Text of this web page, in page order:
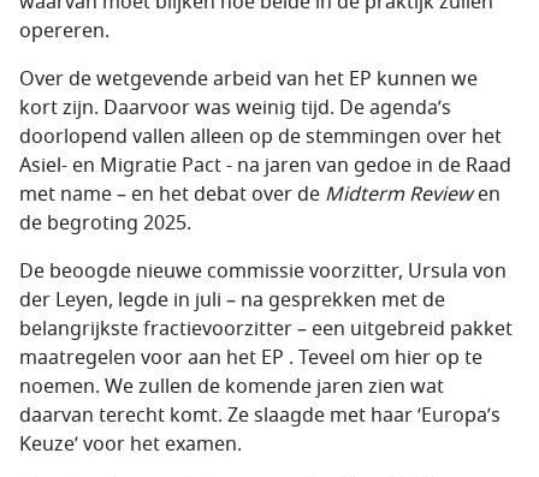
opereren.
Over de wetgevende arbeid van het EP kunnen we
kort zijn. Daarvoor was weinig tijd. De agenda’s
doorlopend vallen alleen op de stemmingen over het
Asiel- en Migratie Pact - na jaren van gedoe in de Raad
met name – en het debat over de Midterm Reviewen
de begroting 2025.
De beoogde nieuwe commissie voorzitter, Ursula von
der Leyen, legde in juli – na gesprekken met de
belangrijkste fractievoorzitter – een uitgebreid pakket
maatregelen voor aan het EP . Teveel om hier op te
noemen. We zullen de komende jaren zien wat
daarvan terecht komt. Ze slaagde met haar ‘Europa’s
Keuze’ voor het examen.